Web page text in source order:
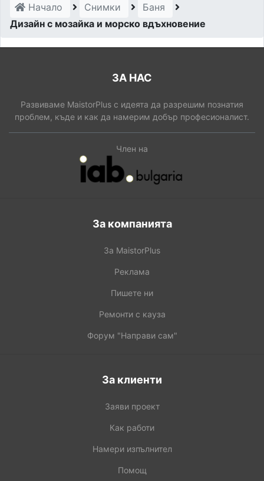
Начало Снимки
Баня
Дизайн с мозайка и морско вдъхновение
ЗА НАС
Развиваме MaistorPlus с идеята да разрешим познатия
проблем, къде и как да намерим добър професионалист.
Член на
За компанията
За MaistorPlus
Реклама
Пишете ни
Ремонти с кауза
Форум "Направи сам"
За клиенти
Заяви проект
Как работи
Намери изпълнител
Помощ